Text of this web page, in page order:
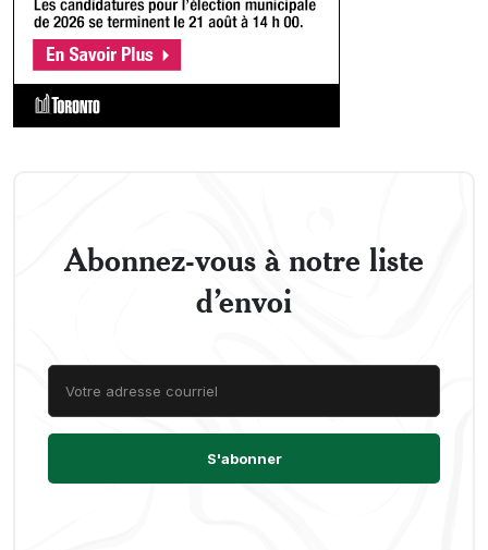
Abonnez-vous à notre liste
d’envoi